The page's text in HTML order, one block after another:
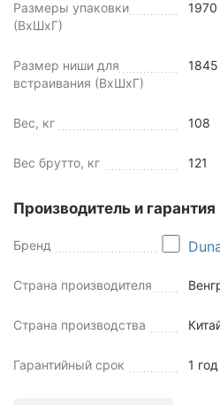
Размеры упаковки
(ВхШхГ)
Размер ниши для
встраивания (ВхШхГ)
Вес, кг 108
Вес брутто, кг 121
Производитель и гарантия
Бренд
Страна производителя
Страна производства
Гарантийный срок 1 год